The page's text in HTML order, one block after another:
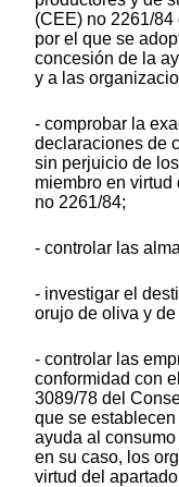
(CEE) no 2261/
por el que se
concesión de la
y a las
- comprobar la
declaraciones de
sin perjuicio de
miembro en
no 2261/84;
- controlar las
- investigar el
orujo de oliva y
- controlar las
conformidad con
3089/78 del
que se
ayuda al
en su caso, los
virtud del